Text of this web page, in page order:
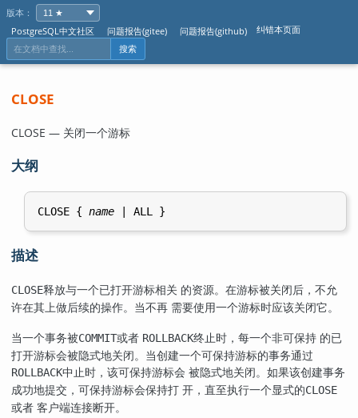
版本：
PostgreSQL中文社区
问题报告(gitee) 问题报告(github) 纠错本页面
搜索
CLOSE
CLOSE — 关闭一个游标
大纲
CLOSE { name
描述
CLOSE释放与一个已打开游标相关 的资源。在游标被关闭后，不允
许在其上做后续的操作。当不再 需要使用一个游标时应该关闭它。
当一个事务被COMMIT或者 ROLLBACK终止时，每一个非可保持 的已
打开游标会被隐式地关闭。当创建一个可保持游标的事务通过
ROLLBACK中止时，该可保持游标会 被隐式地关闭。如果该创建事务
成功地提交，可保持游标会保持打 开，直至执行一个显式的CLOSE
或者 客户端连接断开。